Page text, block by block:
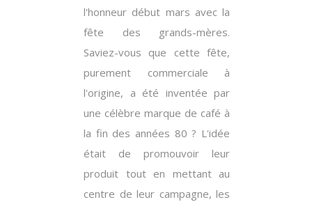
l'honneur début mars avec la
fête des grands-mères.
Saviez-vous que cette fête,
purement commerciale à
l'origine, a été inventée par
une célèbre marque de café à
la fin des années 80 ? L'idée
était de promouvoir leur
produit tout en mettant au
centre de leur campagne, les